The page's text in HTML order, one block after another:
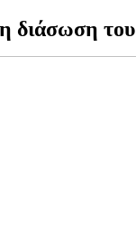
διάσωση του